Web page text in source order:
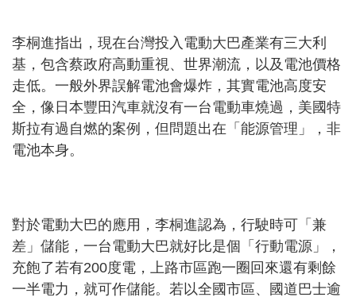
李桐進指出，現在台灣投入電動大巴產業有三大利
基，包含蔡政府高動重視、世界潮流，以及電池價格
走低。一般外界誤解電池會爆炸，其實電池高度安
全，像日本豐田汽車就沒有一台電動車燒過，美國特
斯拉有過自燃的案例，但問題出在「能源管理」，非
電池本身。
對於電動大巴的應用，李桐進認為，行駛時可「兼
差」儲能，一台電動大巴就好比是個「行動電源」，
充飽了若有200度電，上路市區跑一圈回來還有剩餘
一半電力，就可作儲能。若以全國市區、國道巴士逾